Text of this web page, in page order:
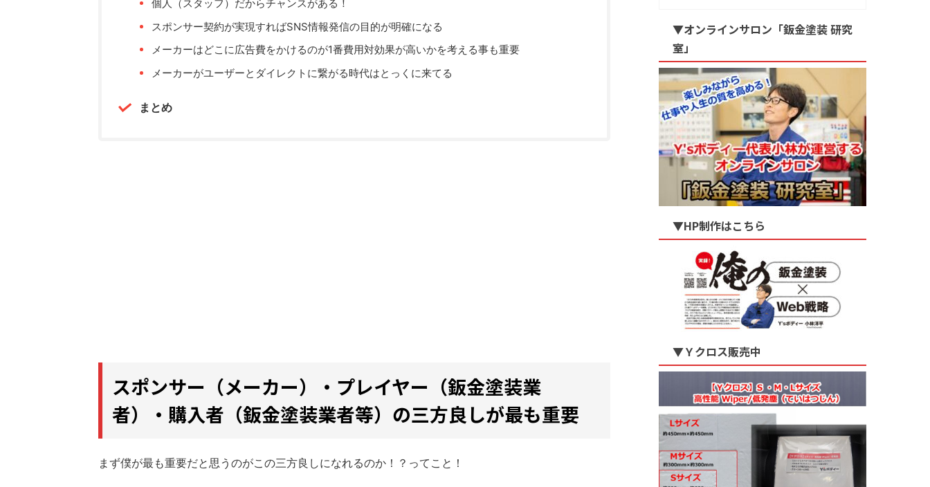
個人（スタッフ）だからチャンスがある！
スポンサー契約が実現すればSNS情報発信の目的が明確になる
メーカーはどこに広告費をかけるのが1番費用対効果が高いかを考える事も重要
メーカーがユーザーとダイレクトに繋がる時代はとっくに来てる
まとめ
スポンサー（メーカー）・プレイヤー（鈑金塗装業
者）・購入者（鈑金塗装業者等）の三方良しが最も重要
まず僕が最も重要だと思うのがこの三方良しになれるのか！？ってこと！
▼オンラインサロン「鈑金塗装 研究
室」
▼HP制作はこちら
▼Ｙクロス販売中